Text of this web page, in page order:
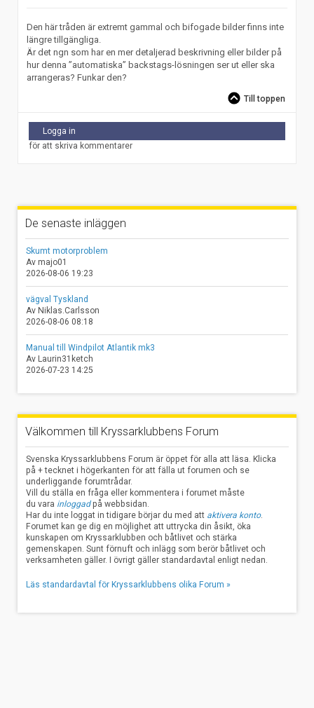
Den här tråden är extremt gammal och bifogade bilder finns inte
längre tillgängliga.
Är det ngn som har en mer detaljerad beskrivning eller bilder på
hur denna ”automatiska” backstags-lösningen ser ut eller ska
arrangeras? Funkar den?
Till toppen
Logga in
för att skriva kommentarer
De senaste inläggen
Skumt motorproblem
Av majo01
2026-08-06 19:23
vägval Tyskland
Av Niklas.Carlsson
2026-08-06 08:18
Manual till Windpilot Atlantik mk3
Av Laurin31ketch
2026-07-23 14:25
Välkommen till Kryssarklubbens Forum
Svenska Kryssarklubbens Forum är öppet för alla att läsa. Klicka
på + tecknet i högerkanten för att fälla ut forumen och se
underliggande forumtrådar.
Vill du ställa en fråga eller kommentera i forumet måste
du vara inloggadpå webbsidan.
Har du inte loggat in tidigare börjar du med att aktivera konto.
Forumet kan ge dig en möjlighet att uttrycka din åsikt, öka
kunskapen om Kryssarklubben och båtlivet och stärka
gemenskapen. Sunt förnuft och inlägg som berör båtlivet och
verksamheten gäller. I övrigt gäller standardavtal enligt nedan.
Läs standardavtal för Kryssarklubbens olika Forum »